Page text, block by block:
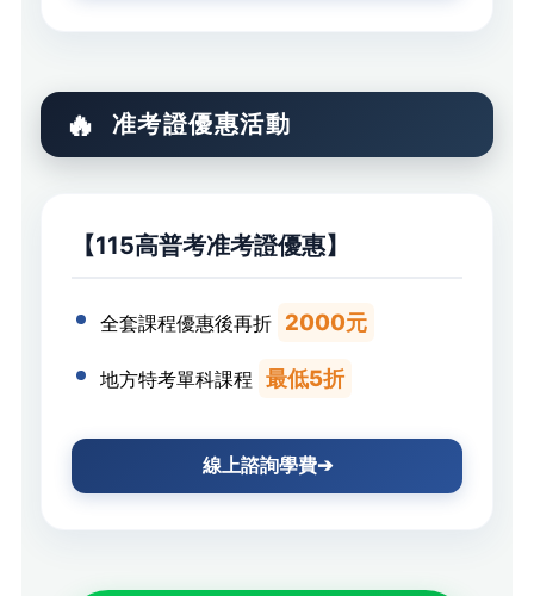
准考證優惠活動
【115高普考准考證優惠】
全套課程優惠後再折 2000元
地方特考單科課程 最低5折
線上諮詢學費➔